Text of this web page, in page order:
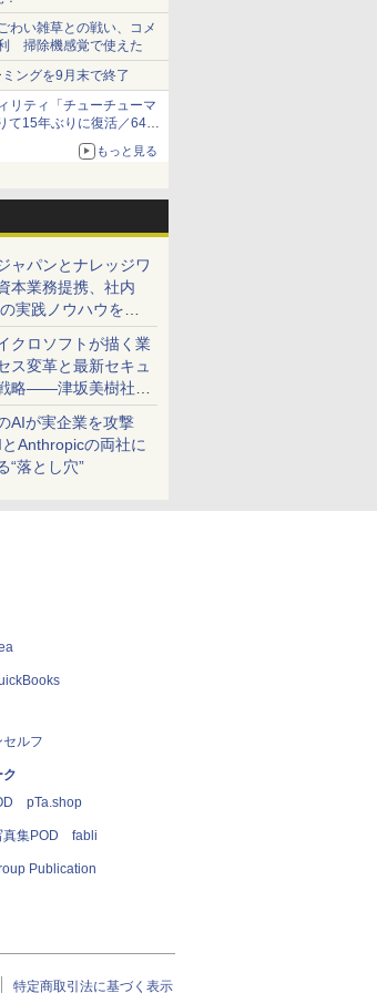
わい雑草との戦い、コメ
掃除機感覚で使えた
ングを9月末で終了
リティ「チューチューマ
て15年ぶりに復活／64bit
「Chrome」も走り回
年末まで500円
もっと見る
ャパンとナレッジワ
本業務提携、社内
実践ノウハウを生
AI商談記録 for
を展開へ
クロソフトが描く業
ス変革と最新セキュ
略――津坂美樹社長
度戦略を説明
AIが実企業を攻撃
Anthropicの両社に
“落とし穴”
ルフ
ク
pTa.shop
真集POD fabli
Publication
特定商取引法に基づく表示